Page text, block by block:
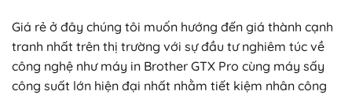
Giá rẻ ở đây chúng tôi muốn hướng đến giá thành cạnh
tranh nhất trên thị trường với sự đầu tư nghiêm túc về
công nghệ như máy in Brother GTX Pro cùng máy sấy
công suất lớn hiện đại nhất nhằm tiết kiệm nhân công